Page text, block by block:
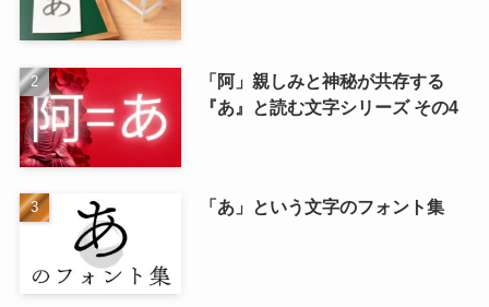
「阿」親しみと神秘が共存する
『あ』と読む文字シリーズ その4
「あ」という文字のフォント集